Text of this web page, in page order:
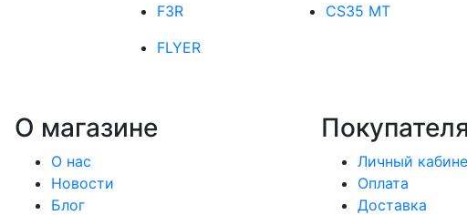
F3R
FLYER
CS35 MT
О магазине
О нас
Новости
Блог
Личный
Оплата
Доставка